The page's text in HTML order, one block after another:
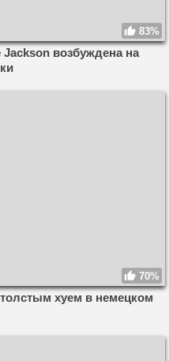
83%
возбуждена на
70%
хуем в немецком